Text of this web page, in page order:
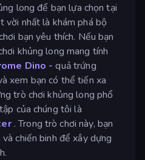
long để bạn lựa chọn tại
vời nhất là khám phá bộ
bạn yêu thích. Nếu bạn
khủng long mang tính
Dino - quả trứng
xem bạn có thể tiến xa
trò chơi khủng long phổ
của chúng tôi là
. Trong trò chơi này, bạn
chiến binh để xây dựng